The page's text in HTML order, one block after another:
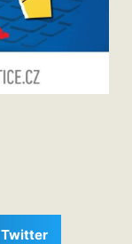
Twitter